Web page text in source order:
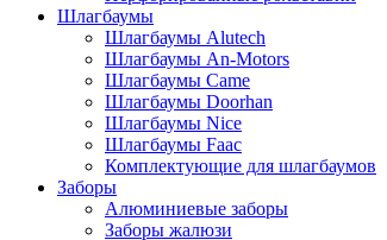
Шлагбаумы
Шлагбаумы Alutech
Шлагбаумы An-Motors
Шлагбаумы Came
Шлагбаумы Doorhan
Шлагбаумы Nice
Шлагбаумы Faac
Комплектующие для шлагбаумов
Заборы
Алюминиевые заборы
Заборы жалюзи